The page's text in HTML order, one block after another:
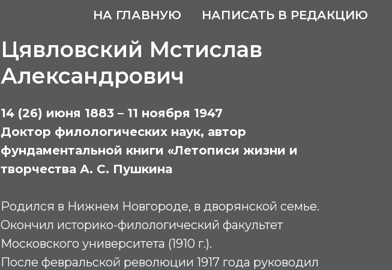
НА ГЛАВНУЮ НАПИСАТЬ В РЕДАКЦИЮ
Цявловский Мстислав
Александрович
14 (26) июня 1883 – 11 ноября 1947
Доктор филологических наук, автор
фундаментальной книги «Летописи жизни и
творчества А. С. Пушкина
Родился в Нижнем Новгороде, в дворянской семье.
Окончил историко-филологический факультет
Московского университета (1910 г.).
После февральской революции 1917 года руководил